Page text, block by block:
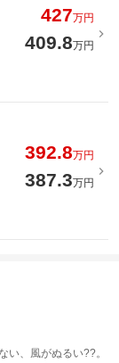
427万円
409.8万円
392.8万円
387.3万円
い、風がぬるい??。